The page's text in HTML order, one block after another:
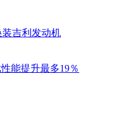
吉利发动机
能提升最多19％